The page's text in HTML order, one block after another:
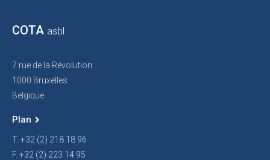
COTA asbl
7 rue de la Révolution
1000 Bruxelles
Belgique
Plan
T. +32 (2) 218 18 96
F. +32 (2) 223 14 95